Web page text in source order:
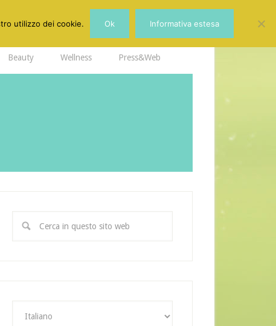
Beauty Wellness Press&Web
utilizzo dei cookie. Ok Informativa estesa